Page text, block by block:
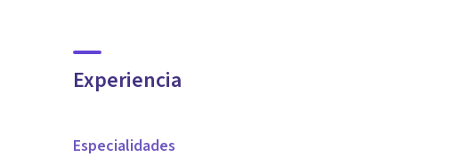
Experiencia
Especialidades